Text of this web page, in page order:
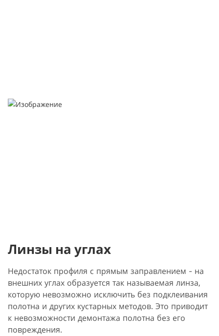
Линзы на углах
Недостаток профиля с прямым заправлением - на
внешних углах образуется так называемая линза,
которую невозможно исключить без подклеивания
полотна и других кустарных методов. Это приводит
к невозможности демонтажа полотна без его
повреждения.